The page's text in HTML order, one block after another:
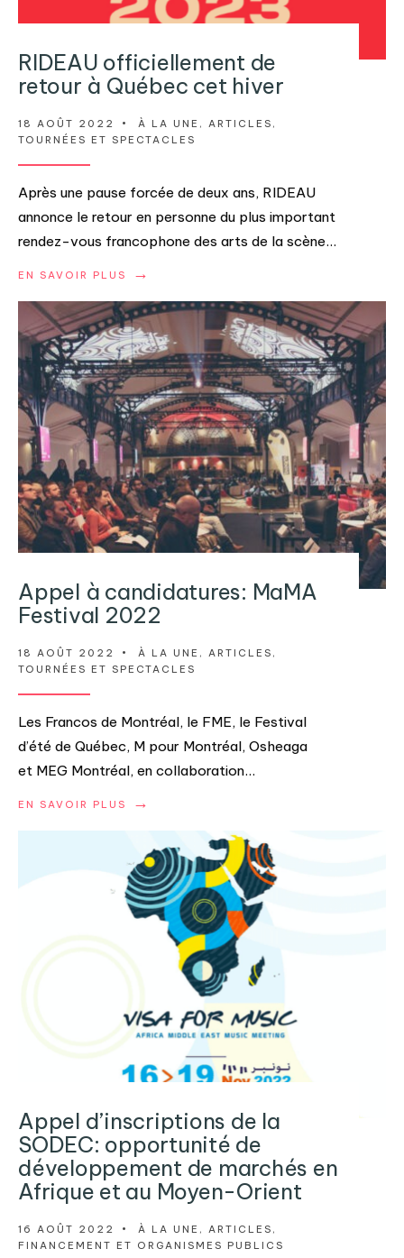
RIDEAU officiellement de
retour à Québec cet hiver
18 AOÛT 2022 • À LA UNE , ARTICLES ,
TOURNÉES ET SPECTACLES
Après une pause forcée de deux ans, RIDEAU
annonce le retour en personne du plus important
rendez-vous francophone des arts de la scène...
EN SAVOIR PLUS →
Appel à candidatures: MaMA
Festival 2022
18 AOÛT 2022 • À LA UNE , ARTICLES ,
TOURNÉES ET SPECTACLES
Les Francos de Montréal, le FME, le Festival
d’été de Québec, M pour Montréal, Osheaga
et MEG Montréal, en collaboration...
EN SAVOIR PLUS →
Appel d’inscriptions de la
SODEC: opportunité de
développement de marchés en
Afrique et au Moyen-Orient
16 AOÛT 2022 • À LA UNE , ARTICLES ,
FINANCEMENT ET ORGANISMES PUBLICS